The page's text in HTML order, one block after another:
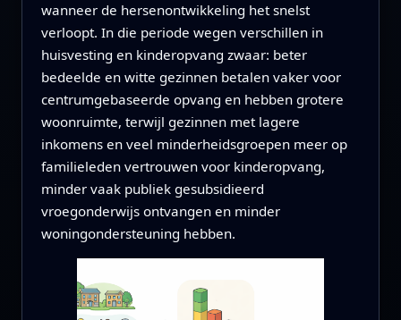
wanneer de hersenontwikkeling het snelst
verloopt. In die periode wegen verschillen in
huisvesting en kinderopvang zwaar: beter
bedeelde en witte gezinnen betalen vaker voor
centrumgebaseerde opvang en hebben grotere
woonruimte, terwijl gezinnen met lagere
inkomens en veel minderheidsgroepen meer op
familieleden vertrouwen voor kinderopvang,
minder vaak publiek gesubsidieerd
vroegonderwijs ontvangen en minder
woningondersteuning hebben.